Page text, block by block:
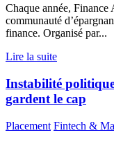
Chaque année, Finance
communauté
finance. Organisé par...
Lire la suite
Instabilité
gardent le cap
Placement Fintech &